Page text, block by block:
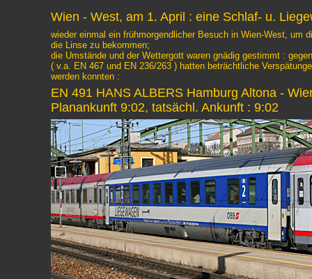
Wien - West, am 1. April : eine Schlaf- u.
wieder einmal ein frühmorgendlicher Besuch in Wien-West, um
die Linse zu bekommen;
die Umstände und der Wettergott waren gnädig gestimmt :
( v.a. EN 467 und EN 236/263 ) hatten beträchtliche
werden konnten :
EN 491 HANS ALBERS Hamburg Altona -
Planankunft 9:02, tatsächl. Ankunft : 9:02